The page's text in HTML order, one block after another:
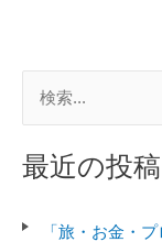
象
最近の投稿
「旅・お金・
プ
ロ
グ
ラ
ミ
グ